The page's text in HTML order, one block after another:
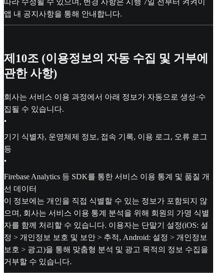
따라 수정될 수 있으며, 변경 사항은 시행 7일 전부터 켜켜이
앱 내 공지사항을 통해 안내합니다.
제10조 (이용정보의 자동 수집 및 거부에
관한 사항)
회사는 서비스 이용 과정에서 아래 정보가 자동으로 생성·수
집될 수 있습니다.
•
기기 식별자, 운영체제 정보, 접속 기록, 이용 로그, 오류 로그
등
•
Firebase Analytics 등 SDK를 통한 서비스 이용 통계 및 품질 개
선 데이터
이 정보에는 개인을 직접 식별할 수 있는 정보가 포함되지 않
으며, 회사는 서비스 이용 통계 분석을 위해 회원의 가명 식별
자를 함께 처리할 수 있습니다. 이용자는 단말기 설정(iOS: 설
정 > 개인정보 보호 및 보안 > 추적, Android: 설정 > 개인정보
보호 > 광고)을 통해 맞춤형 분석 및 광고 목적의 정보 수집을
거부할 수 있습니다.